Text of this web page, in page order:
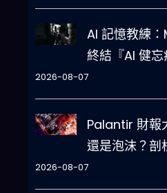
AI 記憶教練
終結『AI 健忘
2026-08-07
Palantir 財報
還是泡沫？剖
2026-08-07